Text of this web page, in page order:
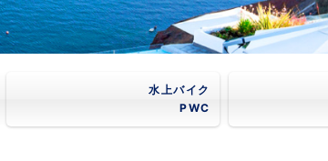
水上バイク
PWC